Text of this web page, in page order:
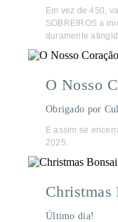
Em vez de 450,
SOBREIROS a
duramente
O Nosso
Obrigado por
E assim se
2025.
Christmas
Último dia!